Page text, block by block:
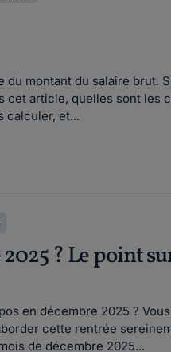
montant du salaire brut.
article, quelles sont les
calculer, et...
? Le point
en décembre 2025 ?
cette rentrée
de décembre 2025...